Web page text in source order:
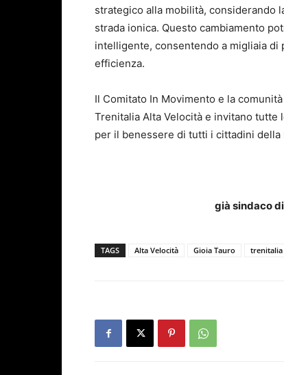
strategico alla mobilità, considerando
strada ionica. Questo cambiamento
intelligente, consentendo a migliaia
efficienza.
Il Comitato In Movimento e la
Trenitalia Alta Velocità e invitano
per il benessere di tutti i cittadini della
già sindaco
TAGS Alta Velocità Gioia Tauro trenitalia